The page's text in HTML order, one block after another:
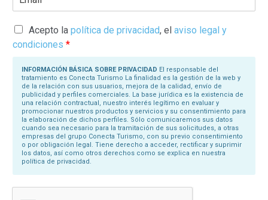
a
u
o
m
a
Acepto la política de privacidad, el aviso legal y
condiciones *
INFORMACIÓN BÁSICA SOBRE PRIVACIDAD El responsable del
tratamiento es Conecta Turismo La finalidad es la gestión de la web y
de la relación con sus usuarios, mejora de la calidad, envío de
publicidad y perfiles comerciales. La base jurídica es la existencia de
una relación contractual, nuestro interés legítimo en evaluar y
promocionar nuestros productos y servicios y su consentimiento para
la elaboración de dichos perfiles. Sólo comunicaremos sus datos
cuando sea necesario para la tramitación de sus solicitudes, a otras
empresas del grupo Conecta Turismo, con su previo consentimiento
o por obligación legal. Tiene derecho a acceder, rectificar y suprimir
los datos, así como otros derechos como se explica en nuestra
política de privacidad.